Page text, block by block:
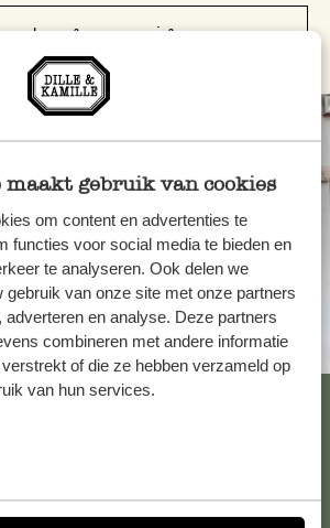
maakt gebruik van cookies
om content en advertenties te
functies voor social media te bieden en
te analyseren. Ook delen we
gebruik van onze site met onze partners
en analyse. Deze partners
combineren met andere informatie
of die ze hebben verzameld op
van hun services.
anzeigen
der Nähe
anzeigen
Hilfe